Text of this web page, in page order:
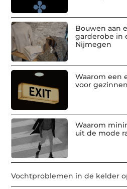
Bouwen aan
garderobe in
Nijmegen
Waarom een
voor gezinnen
Waarom
uit de mode
Vochtproblemen in de kelder